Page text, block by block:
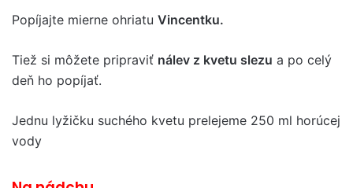
Popíjajte mierne ohriatu Vincentku.
Tiež si môžete pripraviť nálev z kvetu slezu a po celý
deň ho popíjať.
Jednu lyžičku suchého kvetu prelejeme 250 ml horúcej
vody